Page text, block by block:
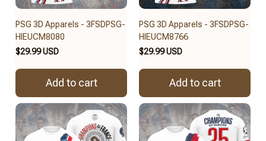
PSG 3D Apparels - 3FSDPSG-
HIEUCM8080
$29.99 USD
Add to cart
PSG 3D Apparels - 3FSDPSG-
HIEUCM8766
$29.99 USD
Add to cart